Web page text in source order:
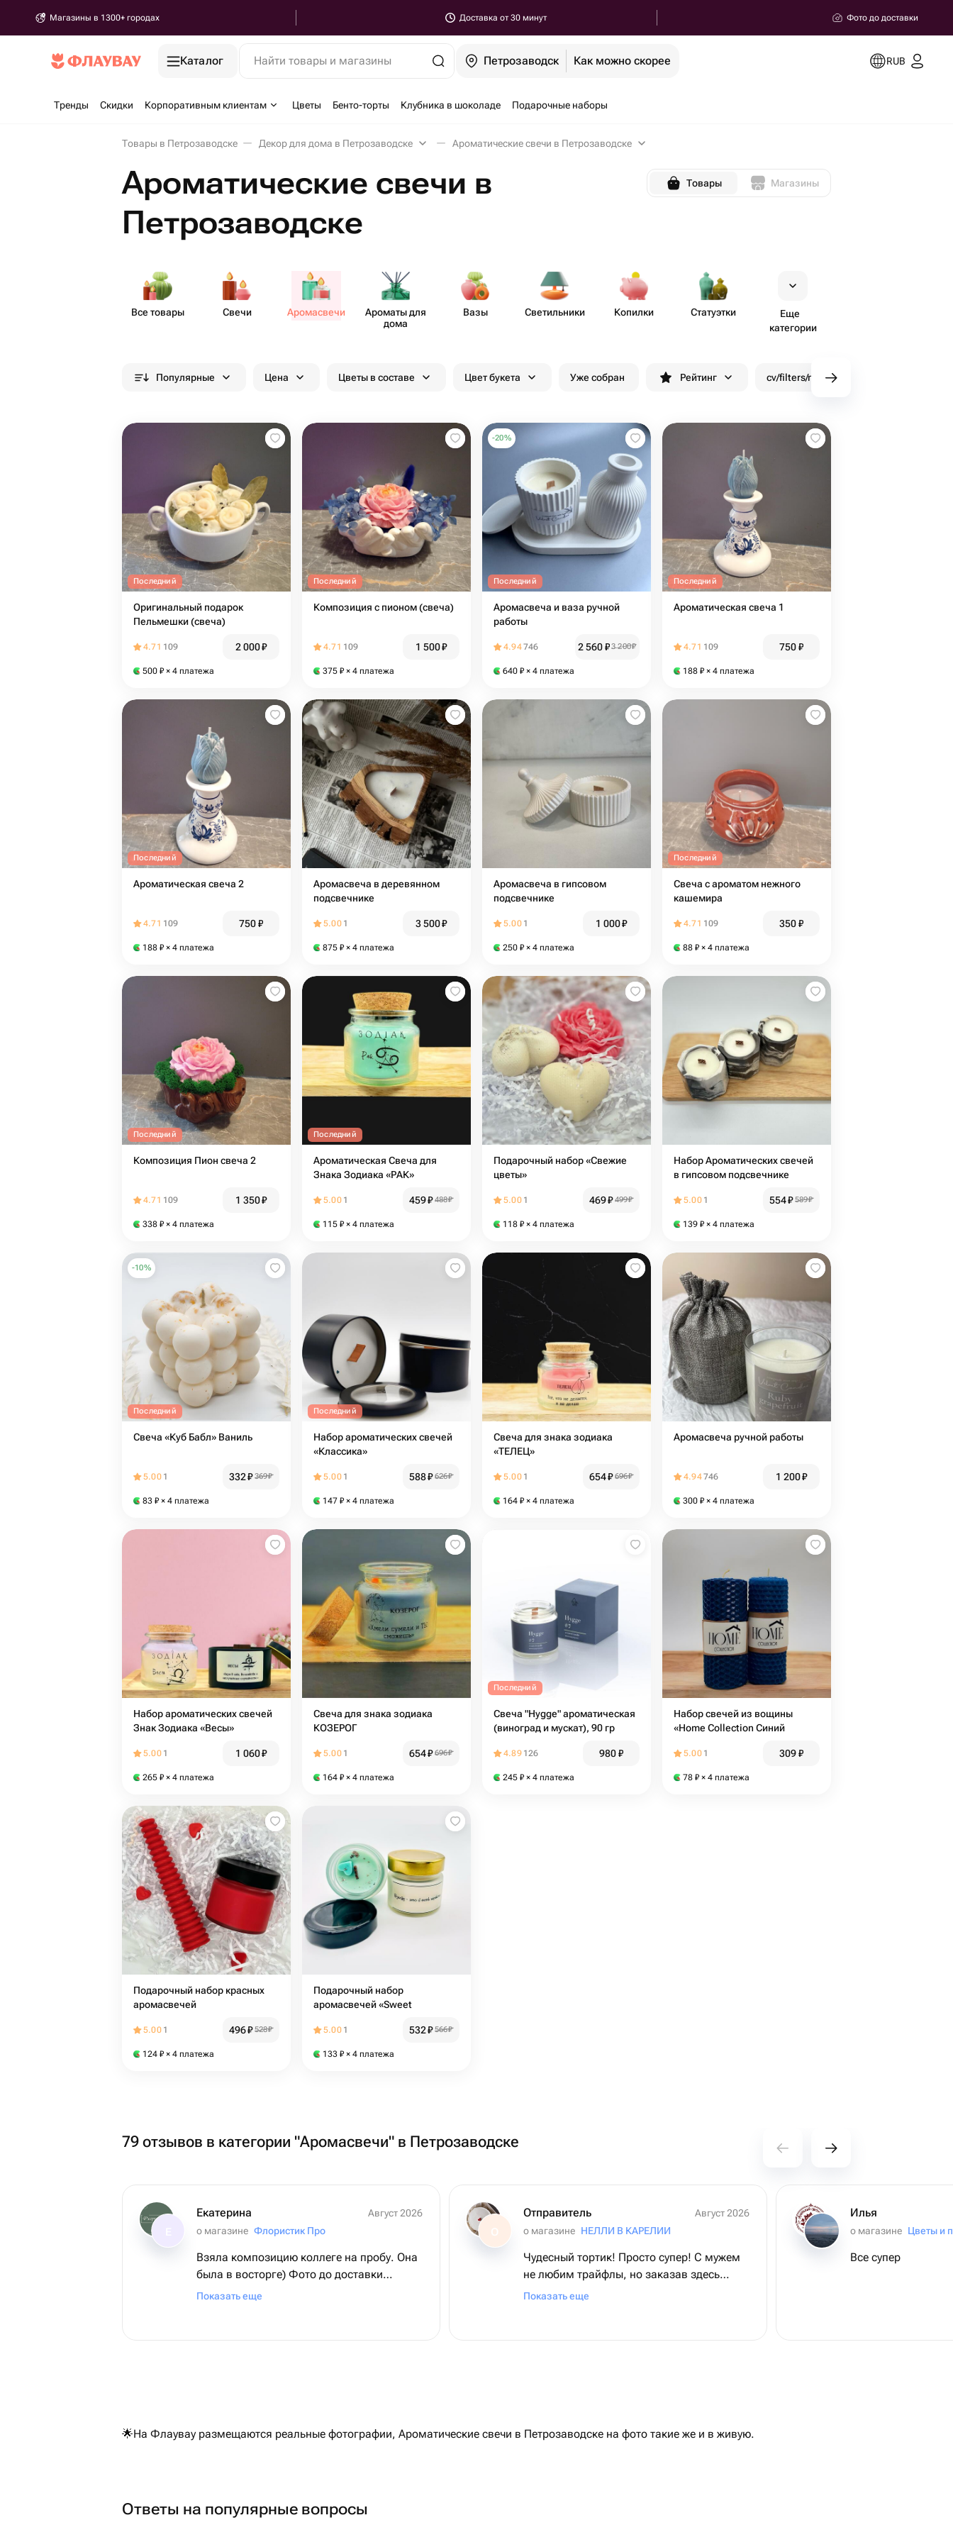
Магазины в 1300+ городах Доставка от 30 минут Фото до доставки
Каталог Найти товары и магазины Петрозаводск Как можно скорее RUB
Тренды Скидки Корпоративным клиентам Цветы Бенто-торты Клубника в шоколаде Подарочные наборы
Товары в Петрозаводске Декор для дома в Петрозаводске Ароматические свечи в Петрозаводске
Ароматические свечи в
Петрозаводске
Товары Магазины
Все товары Свечи Аром​асвечи
Ароматы для
дома
Вазы Свети​льники Копилки Статуэтки
Еще
категории
Популярные Цена Цветы в составе Цвет букета Уже собран Рейтинг cv/filters/name_fast_delivery
Последний
Оригинальный подарок
Пельмешки (свеча)
4.71 109 2 000₽
500 ₽ × 4 платежа
Последний
Композиция с пионом (свеча)
4.71 109 1 500₽
375 ₽ × 4 платежа
-20%
Последний
Аромасвеча и ваза ручной
работы
4.94746 2 560₽3 200₽
640 ₽ × 4 платежа
Последний
Ароматическая свеча 1
4.71 109 750₽
188 ₽ × 4 платежа
Последний
Ароматическая свеча 2
4.71 109 750₽
188 ₽ × 4 платежа
Аромасвеча в деревянном
подсвечнике
5.00 1 3 500₽
875 ₽ × 4 платежа
Аромасвеча в гипсовом
подсвечнике
5.00 1 1 000₽
250 ₽ × 4 платежа
Последний
Свеча с ароматом нежного
кашемира
4.71 109 350₽
88 ₽ × 4 платежа
Последний
Композиция Пион свеча 2
4.71 109 1 350₽
338 ₽ × 4 платежа
Последний
Ароматическая Свеча для
Знака Зодиака «РАК»
5.00 1 459₽ 488₽
115 ₽ × 4 платежа
Подарочный набор «Свежие
цветы»
5.00 1 469₽ 499₽
118 ₽ × 4 платежа
Набор Ароматических свечей
в гипсовом подсвечнике
5.00 1 554₽ 589₽
139 ₽ × 4 платежа
-10%
Последний
Свеча «Куб Бабл» Ваниль
5.00 1 332₽ 369₽
83 ₽ × 4 платежа
Последний
Набор ароматических свечей
«Классика»
5.00 1 588₽ 626₽
147 ₽ × 4 платежа
Свеча для знака зодиака
«ТЕЛЕЦ»
5.00 1 654₽ 696₽
164 ₽ × 4 платежа
Аромасвеча ручной работы
4.94746 1 200₽
300 ₽ × 4 платежа
Набор ароматических свечей
Знак Зодиака «Весы»
5.00 1 1 060₽
265 ₽ × 4 платежа
Свеча для знака зодиака
КОЗЕРОГ
5.00 1 654₽ 696₽
164 ₽ × 4 платежа
Последний
Свеча "Hygge" ароматическая
(виноград и мускат), 90 гр
4.89 126 980₽
245 ₽ × 4 платежа
Набор свечей из вощины
«Home Collection Синий
5.00 1 309₽
78 ₽ × 4 платежа
Подарочный набор красных
аромасвечей
5.00 1 496₽ 528₽
124 ₽ × 4 платежа
Подарочный набор
аромасвечей «Sweet
5.00 1 532₽ 566₽
133 ₽ × 4 платежа
79 отзывов в категории "Аромасвечи" в Петрозаводске
Екатерина
Август 2026
о магазине Флористик Про
Взяла композицию коллеге на пробу. Она
была в восторге) Фото до доставки
соответствует реальности. Доставка
Показать еще
О
Отправитель
Август 2026
о магазине НЕЛЛИ В КАРЕЛИИ
Чудесный тортик! Просто супер! С мужем
не любим трайфлы, но заказав здесь
тортик + трайфл очень сильно кайфанули!
Показать еще
Илья
о магазине Цветы и
Все супер
🌟На Флаувау размещаются реальные фотографии, Ароматические свечи в Петрозаводске на фото такие же и в живую.
Ответы на популярные вопросы